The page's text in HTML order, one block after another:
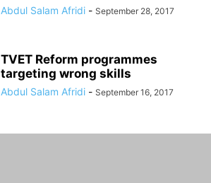
Abdul Salam Afridi - September 28, 2017
TVET Reform programmes
targeting wrong skills
Abdul Salam Afridi - September 16, 2017